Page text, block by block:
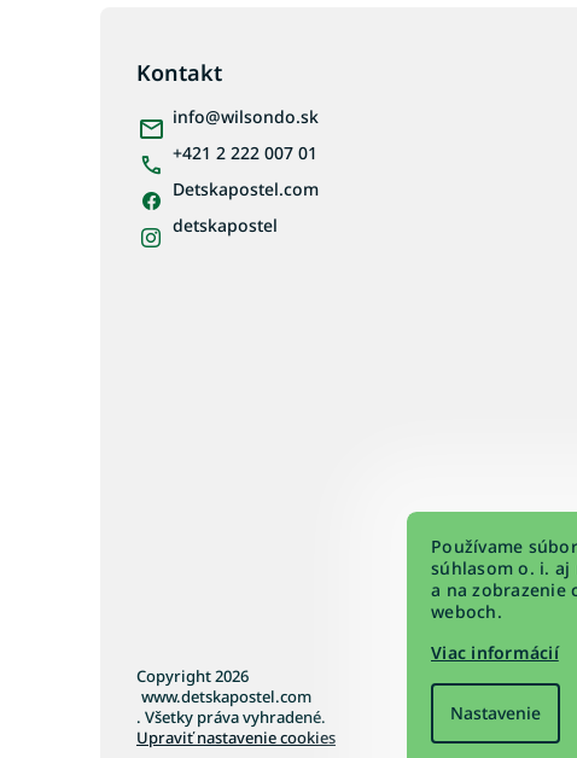
Používame
súhlasom o. i. aj
a na zobrazenie
weboch.
Viac informácií
Nastavenie
Kontakt
info@wilsondo.sk
+421 2 222 007 01
Detskapostel.com
detskapostel
Copyright 2026
www.detskapostel.com
. Všetky práva vyhradené.
Upraviť nastavenie cookies